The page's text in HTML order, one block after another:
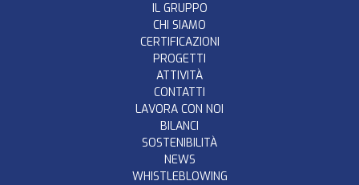
IL GRUPPO
CHI SIAMO
CERTIFICAZIONI
PROGETTI
ATTIVITÀ
CONTATTI
LAVORA CON NOI
BILANCI
SOSTENIBILITÀ
NEWS
WHISTLEBLOWING